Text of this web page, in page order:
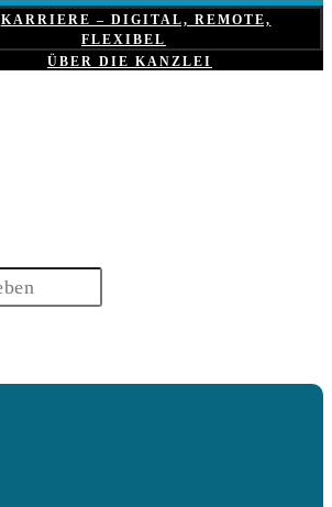
KARRIERE – DIGITAL, REMOTE,
FLEXIBEL
ÜBER DIE KANZLEI